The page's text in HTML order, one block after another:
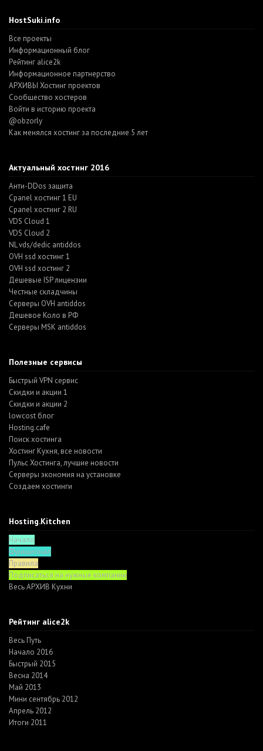
HostSuki.info
Все проекты
Информационный блог
Рейтинг alice2k
Информационное партнерство
АРХИВЫ Хостинг проектов
Cообщество хостеров
Войти в историю проекта
@obzorly
Как менялся хостинг за последние 5 лет
Актуальный хостинг 2016
Анти-DDos защита
Cpanel хостинг 1 EU
Cpanel хостинг 2 RU
VDS Cloud 1
VDS Cloud 2
NL vds/dedic antiddos
OVH ssd хостинг 1
OVH ssd хостинг 2
Дешевые ISP лицензии
Честные складчины
Серверы OVH antiddos
Дешевое Коло в РФ
Серверы MSK antiddos
Полезные сервисы
Быстрый VPN сервис
Скидки и акции 1
Скидки и акции 2
lowcost блог
Hosting.cafe
Поиск хостинга
Хостинг Кухня, все новости
Пульс Хостинга, лучшие новости
Серверы экономия на установке
Создаем хостинги
Hosting.Kitchen
Начало
Функционал
Правила
Подписаться на нужные компании
Весь АРХИВ Кухни
Рейтинг alice2k
Весь Путь
Начало 2016
Быстрый 2015
Весна 2014
Май 2013
Мини сентябрь 2012
Апрель 2012
Итоги 2011